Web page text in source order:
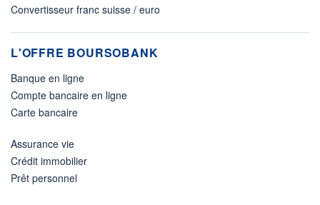
Convertisseur franc suisse / euro
L'OFFRE BOURSOBANK
Banque en ligne
Compte bancaire en ligne
Carte bancaire
Assurance vie
Crédit immobilier
Prêt personnel